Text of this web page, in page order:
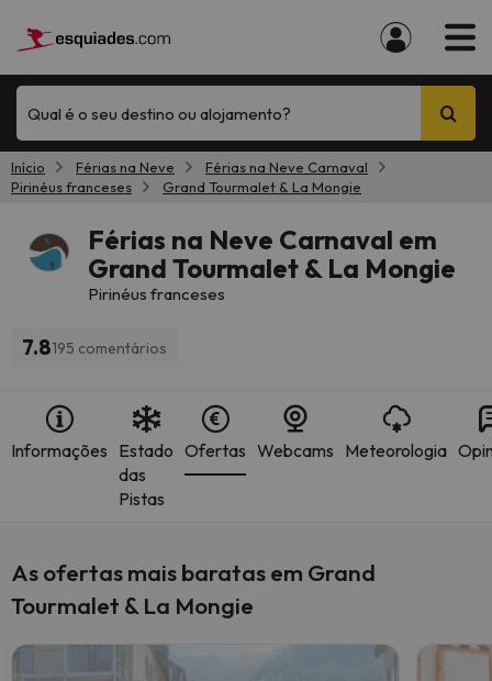
Qual é o seu destino ou alojamento?
Início Férias na Neve
Férias na Neve Carnaval
Pirinéus franceses
Grand Tourmalet & La Mongie
Férias na Neve Carnaval em
Grand Tourmalet & La Mongie
Pirinéus franceses
7.8195 comentários
Informações Estado
das
Pistas
Ofertas Webcams Meteorologia
As ofertas mais baratas em Grand
Tourmalet & La Mongie